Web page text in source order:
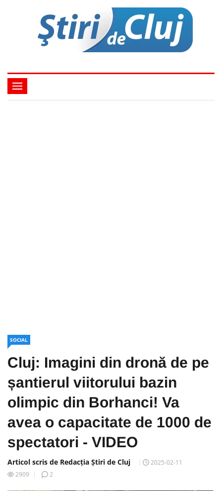
SOCIAL
Cluj: Imagini din dronă de pe
șantierul viitorului bazin
olimpic din Borhanci! Va
avea o capacitate de 1000 de
spectatori - VIDEO
Articol scris de Redacția Știri de Cluj
2025-02-11
2909
2